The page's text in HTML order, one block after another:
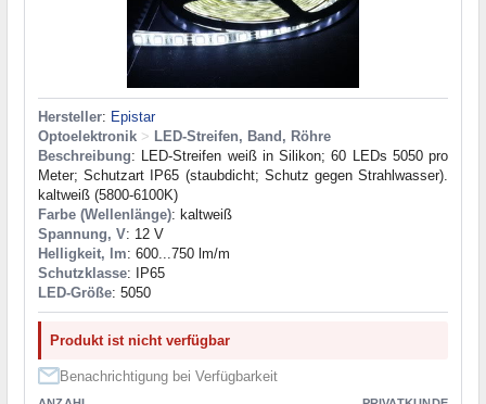
Hersteller: Epistar
Optoelektronik > LED-Streifen, Band, Röhre
Beschreibung: LED-Streifen weiß in Silikon; 60 LEDs 5050 pro
Meter; Schutzart IP65 (staubdicht; Schutz gegen Strahlwasser).
kaltweiß (5800-6100K)
Farbe (Wellenlänge): kaltweiß
Spannung, V: 12 V
Helligkeit, lm: 600...750 lm/m
Schutzklasse: IP65
LED-Größe: 5050
Produkt ist nicht verfügbar
Benachrichtigung bei Verfügbarkeit